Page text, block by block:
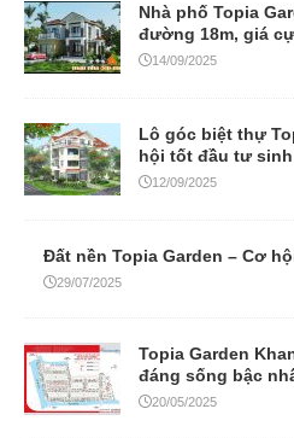
Nhà phố Topia
đường 18m, giá
14/09/2025
Lô góc biệt thự
hội tốt đầu tư
12/09/2025
Đất nền Topia Garden – Cơ
29/07/2025
Topia Garden
đáng sống bậc
20/05/2025